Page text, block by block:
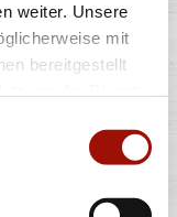
weiter. Unsere
mit
bereitgestellt
rote
mehr